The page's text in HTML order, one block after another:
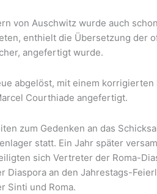
von Auschwitz wurde auch
enthielt die Übersetzung
angefertigt wurde.
abgelöst, mit einem
Courthiade angefertigt.
zum Gedenken an das
statt. Ein Jahr später
sich Vertreter der Roma-
Diaspora an den Jahrestags-
Sinti und Roma.